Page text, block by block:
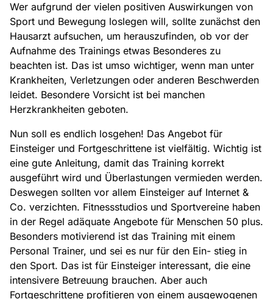
Wer aufgrund der vielen positiven Auswirkungen von
Sport und Bewegung loslegen will, sollte zunächst den
Hausarzt aufsuchen, um herauszufinden, ob vor der
Aufnahme des Trainings etwas Besonderes zu
beachten ist. Das ist umso wichtiger, wenn man unter
Krankheiten, Verletzungen oder anderen Beschwerden
leidet. Besondere Vorsicht ist bei manchen
Herzkrankheiten geboten.
Nun soll es endlich losgehen! Das Angebot für
Einsteiger und Fortgeschrittene ist vielfältig. Wichtig ist
eine gute Anleitung, damit das Training korrekt
ausgeführt wird und Überlastungen vermieden werden.
Deswegen sollten vor allem Einsteiger auf Internet &
Co. verzichten. Fitnessstudios und Sportvereine haben
in der Regel adäquate Angebote für Menschen 50 plus.
Besonders motivierend ist das Training mit einem
Personal Trainer, und sei es nur für den Ein- stieg in
den Sport. Das ist für Einsteiger interessant, die eine
intensivere Betreuung brauchen. Aber auch
Fortgeschrittene profitieren von einem ausgewogenen